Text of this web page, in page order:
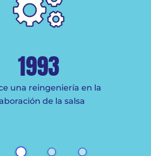
1993
una reingeniería en la
de la salsa